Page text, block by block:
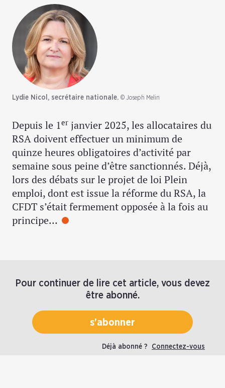
Lydie Nicol, secrétaire nationale. © Joseph Melin
Depuis le 1er janvier 2025, les allocataires du
RSA doivent effectuer un minimum de
quinze heures obligatoires d’activité par
semaine sous peine d’être sanctionnés. Déjà,
lors des débats sur le projet de loi Plein
emploi, dont est issue la réforme du RSA, la
CFDT s’était fermement opposée à la fois au
principe…
Pour continuer de lire cet article, vous devez
être abonné.
s'abonner
Déjà abonné ? Connectez-vous